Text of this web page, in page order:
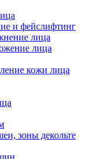
и фейслифтинг
лица
лица
кожи лица
зоны декольте